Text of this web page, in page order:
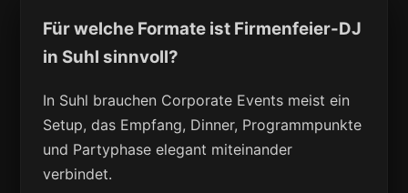
Für welche Formate ist Firmenfeier-DJ
in Suhl sinnvoll?
In Suhl brauchen Corporate Events meist ein
Setup, das Empfang, Dinner, Programmpunkte
und Partyphase elegant miteinander
verbindet.